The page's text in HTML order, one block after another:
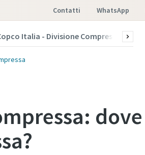
Contatti WhatsApp
Italia - Divisione Compressori